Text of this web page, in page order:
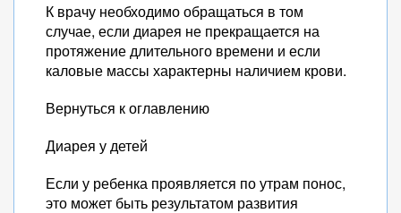
К врачу необходимо обращаться в том
случае, если диарея не прекращается на
протяжение длительного времени и если
каловые массы характерны наличием крови.
Вернуться к оглавлению
Диарея у детей
Если у ребенка проявляется по утрам понос,
это может быть результатом развития